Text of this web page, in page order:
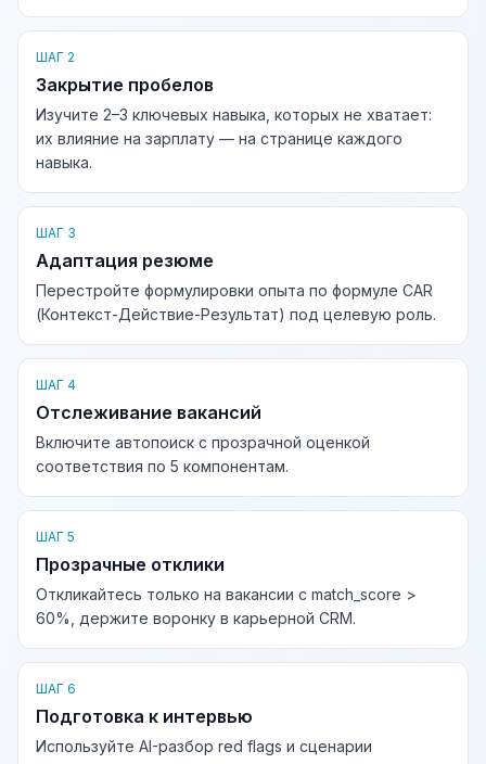
ШАГ 2
Закрытие пробелов
Изучите 2–3 ключевых навыка, которых не хватает:
их влияние на зарплату — на странице каждого
навыка.
ШАГ 3
Адаптация резюме
Перестройте формулировки опыта по формуле CAR
(Контекст-Действие-Результат) под целевую роль.
ШАГ 4
Отслеживание вакансий
Включите автопоиск с прозрачной оценкой
соответствия по 5 компонентам.
ШАГ 5
Прозрачные отклики
Откликайтесь только на вакансии с match_score >
60%, держите воронку в карьерной CRM.
ШАГ 6
Подготовка к интервью
Используйте AI-разбор red flags и сценарии